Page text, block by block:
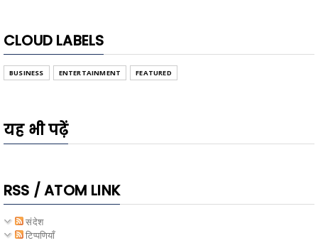
CLOUD LABELS
BUSINESS ENTERTAINMENT FEATURED
यह भी पढ़ें
RSS / ATOM LINK
संदेश
टिप्पणियाँ